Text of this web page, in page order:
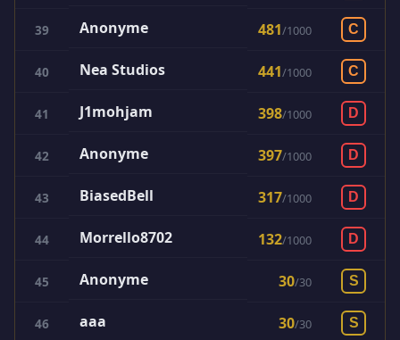
39 Anonyme 481/1000 C
40 Nea Studios 441/1000 C
41 J1mohjam 398/1000 D
42 Anonyme 397/1000 D
43 BiasedBell 317/1000 D
44 Morrello8702 132/1000 D
45 Anonyme 30/30 S
46 aaa 30/30 S